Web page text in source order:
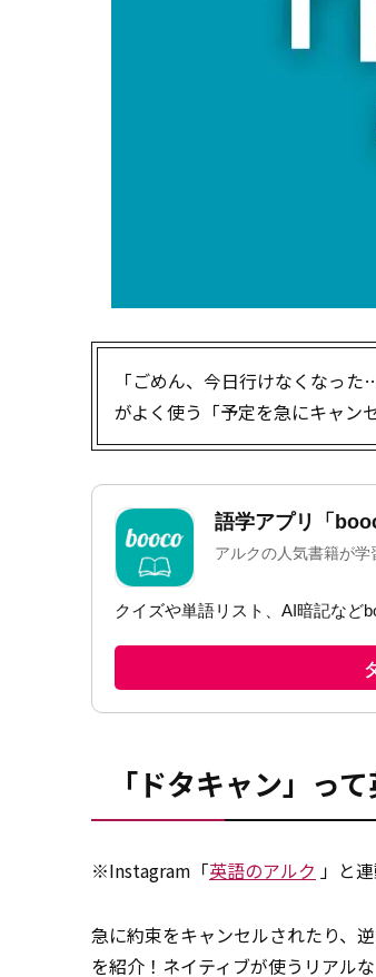
「ごめん、今日行けなくなっ
がよく使う「予定を急にキャン
「ドタキャン」っ
※Instagram「英語のアルク 」と連
急に約束をキャンセルされたり、
を紹介！ネイティブが使うリアル